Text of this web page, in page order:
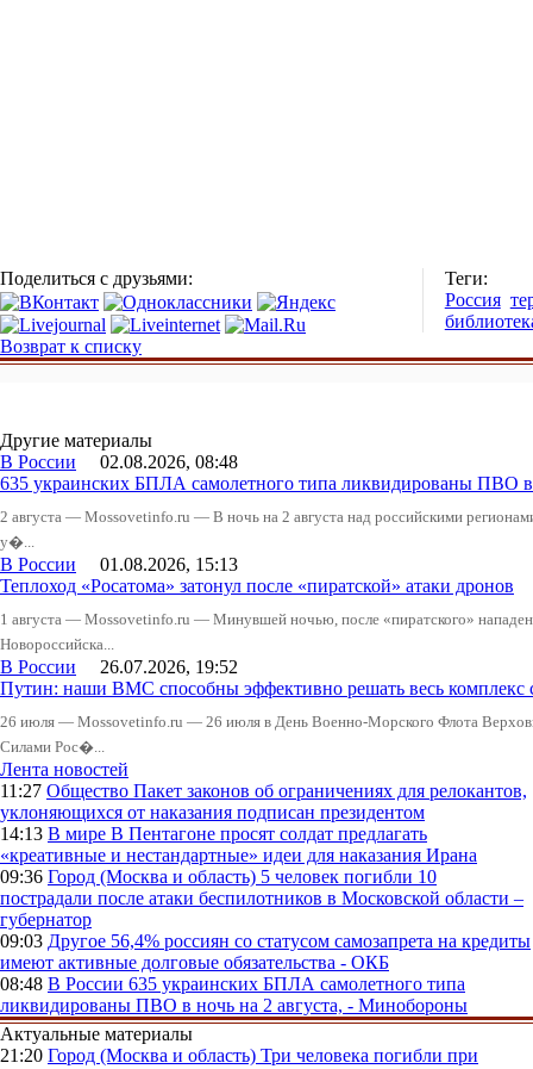
Поделиться с друзьями:
Теги:
Россия
Возврат к списку
Другие материалы
В России 02.08.2026, 08:48
635 украинских БПЛА самолетного типа ликвидированы ПВО
2 августа — Mossovetinfo.ru — В ночь на 2 августа над российскими
у�...
В России 01.08.2026, 15:13
Теплоход «Росатома» затонул после «пиратской» атаки дронов
1 августа — Mossovetinfo.ru — Минувшей ночью, после «пиратского»
Новороссийска...
В России 26.07.2026, 19:52
Путин: наши ВМС способны эффективно решать весь комплекс
26 июля — Mossovetinfo.ru — 26 июля в День Военно-Морского Флота
Силами Рос�...
Лента новостей
11:27 Общество Пакет законов об ограничениях для релокантов,
уклоняющихся от наказания подписан президентом
14:13 В мире В Пентагоне просят солдат предлагать
«креативные и нестандартные» идеи для наказания Ирана
09:36 Город (Москва и область) 5 человек погибли 10
пострадали после атаки беспилотников в Московской области –
губернатор
09:03 Другое 56,4% россиян со статусом самозапрета на кредиты
имеют активные долговые обязательства - ОКБ
08:48 В России 635 украинских БПЛА самолетного типа
ликвидированы ПВО в ночь на 2 августа, - Минобороны
Актуальные материалы
21:20 Город (Москва и область) Три человека погибли при